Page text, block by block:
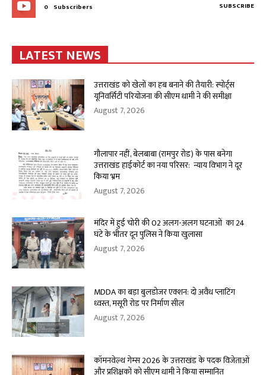
0 Subscribers SUBSCRIBE
LATEST NEWS
उत्तराखंड को खेलों का हब बनाने की तैयारी: स्पोर्ट्स
यूनिवर्सिटी परियोजना की सीएम धामी ने की समीक्षा
August 7, 2026
गौलापार नहीं, बेलबाबा (रामपुर रोड) के पास बनेगा
उत्तराखंड हाईकोर्ट का नया परिसर: न्याय विभाग ने दूर
किया भ्रम
August 7, 2026
मंदिर में हुई चोरी की 02 अलग-अलग घटनाओं का 24
घंटे के भीतर दून पुलिस ने किया खुलासा
August 7, 2026
MDDA का बड़ा बुलडोजर एक्शन: दो अवैध प्लाटिंग
ध्वस्त, मसूरी रोड पर निर्माण सील
August 7, 2026
कॉमनवेल्थ गेम्स 2026 के उत्तराखंड के पदक विजेताओं
और प्रशिक्षकों को सीएम धामी ने किया सम्मानित